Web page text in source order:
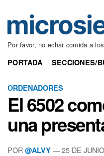
Por favor, no echar comida a
PORTADA SECCIONES/
ORDENADORES
El 6502
una
POR @ALVY — 25 DE